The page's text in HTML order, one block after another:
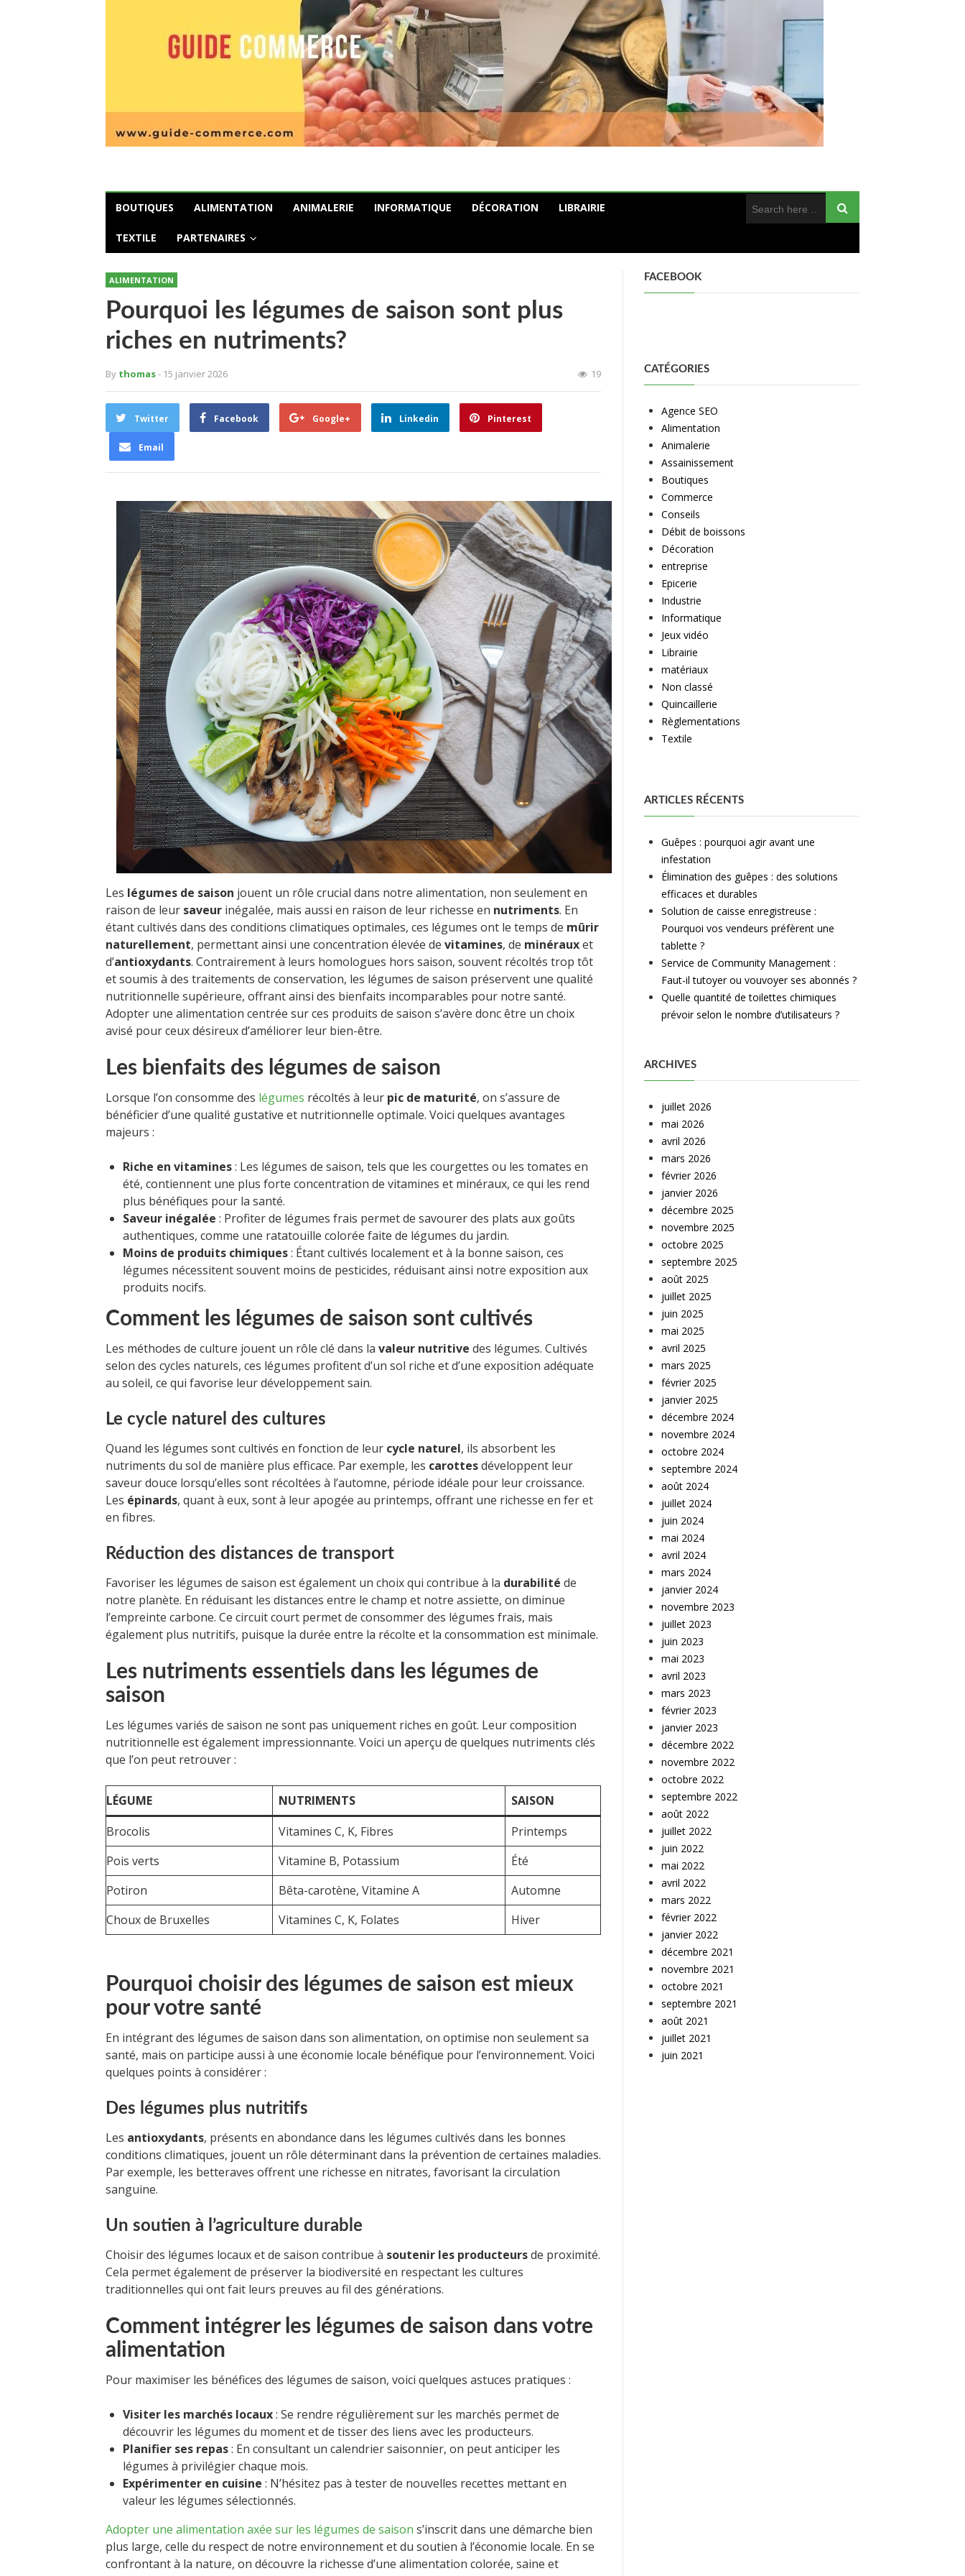
BOUTIQUES ALIMENTATION ANIMALERIE INFORMATIQUE DÉCORATION LIBRAIRIE
TEXTILE PARTENAIRES
ALIMENTATION
Pourquoi les légumes de saison sont plus
riches en nutriments?
By thomas- 15 janvier 2026 19
Twitter Facebook Google+ Linkedin Pinterest
Email
Les légumes de saison jouent un rôle crucial dans notre alimentation, non seulement en
raison de leur saveur inégalée, mais aussi en raison de leur richesse en nutriments. En
étant cultivés dans des conditions climatiques optimales, ces légumes ont le temps de mûrir
naturellement, permettant ainsi une concentration élevée de vitamines, de minérauxet
d’antioxydants. Contrairement à leurs homologues hors saison, souvent récoltés trop tôt
et soumis à des traitements de conservation, les légumes de saison préservent une qualité
nutritionnelle supérieure, offrant ainsi des bienfaits incomparables pour notre santé.
Adopter une alimentation centrée sur ces produits de saison s’avère donc être un choix
avisé pour ceux désireux d’améliorer leur bien-être.
Les bienfaits des légumes de saison
Lorsque l’on consomme des légumes récoltés à leur pic de maturité, on s’assure de
bénéficier d’une qualité gustative et nutritionnelle optimale. Voici quelques avantages
majeurs :
Riche en vitamines: Les légumes de saison, tels que les courgettes ou les tomates en
été, contiennent une plus forte concentration de vitamines et minéraux, ce qui les rend
plus bénéfiques pour la santé.
Saveur inégalée : Profiter de légumes frais permet de savourer des plats aux goûts
authentiques, comme une ratatouille colorée faite de légumes du jardin.
Moins de produits chimiques: Étant cultivés localement et à la bonne saison, ces
légumes nécessitent souvent moins de pesticides, réduisant ainsi notre exposition aux
produits nocifs.
Comment les légumes de saison sont cultivés
Les méthodes de culture jouent un rôle clé dans la valeur nutritive des légumes. Cultivés
selon des cycles naturels, ces légumes profitent d’un sol riche et d’une exposition adéquate
au soleil, ce qui favorise leur développement sain.
Le cycle naturel des cultures
Quand les légumes sont cultivés en fonction de leur cycle naturel, ils absorbent les
nutriments du sol de manière plus efficace. Par exemple, les carottesdéveloppent leur
saveur douce lorsqu’elles sont récoltées à l’automne, période idéale pour leur croissance.
Les épinards, quant à eux, sont à leur apogée au printemps, offrant une richesse en fer et
en fibres.
Réduction des distances de transport
Favoriser les légumes de saison est également un choix qui contribue à la durabilité de
notre planète. En réduisant les distances entre le champ et notre assiette, on diminue
l’empreinte carbone. Ce circuit court permet de consommer des légumes frais, mais
également plus nutritifs, puisque la durée entre la récolte et la consommation est minimale.
Les nutriments essentiels dans les légumes de
saison
Les légumes variés de saison ne sont pas uniquement riches en goût. Leur composition
nutritionnelle est également impressionnante. Voici un aperçu de quelques nutriments clés
que l’on peut retrouver :
LÉGUME NUTRIMENTS
SAISON
Brocolis
Vitamines C, K, Fibres
Printemps
Pois verts
Vitamine B, Potassium
Été
Potiron
Bêta-carotène, Vitamine A
Automne
Choux de Bruxelles
Vitamines C, K, Folates Hiver
Pourquoi choisir des légumes de saison est mieux
pour votre santé
En intégrant des légumes de saison dans son alimentation, on optimise non seulement sa
santé, mais on participe aussi à une économie locale bénéfique pour l’environnement. Voici
quelques points à considérer :
Des légumes plus nutritifs
Les antioxydants, présents en abondance dans les légumes cultivés dans les bonnes
conditions climatiques, jouent un rôle déterminant dans la prévention de certaines maladies.
Par exemple, les betteraves offrent une richesse en nitrates, favorisant la circulation
sanguine.
Un soutien à l’agriculture durable
Choisir des légumes locaux et de saison contribue à soutenir les producteursde proximité.
Cela permet également de préserver la biodiversité en respectant les cultures
traditionnelles qui ont fait leurs preuves au fil des générations.
Comment intégrer les légumes de saison dans votre
alimentation
Pour maximiser les bénéfices des légumes de saison, voici quelques astuces pratiques :
Visiter les marchés locaux: Se rendre régulièrement sur les marchés permet de
découvrir les légumes du moment et de tisser des liens avec les producteurs.
Planifier ses repas: En consultant un calendrier saisonnier, on peut anticiper les
légumes à privilégier chaque mois.
Expérimenter en cuisine : N’hésitez pas à tester de nouvelles recettes mettant en
valeur les légumes sélectionnés.
Adopter une alimentation axée sur les légumes de saison s’inscrit dans une démarche bien
plus large, celle du respect de notre environnement et du soutien à l’économie locale. En se
confrontant à la nature, on découvre la richesse d’une alimentation colorée, saine et
FACEBOOK
CATÉGORIES
Agence SEO
Alimentation
Animalerie
Assainissement
Boutiques
Commerce
Conseils
Débit de boissons
Décoration
entreprise
Epicerie
Industrie
Informatique
Jeux vidéo
Librairie
matériaux
Non classé
Quincaillerie
Règlementations
Textile
ARTICLES RÉCENTS
Guêpes : pourquoi agir avant une
infestation
Élimination des guêpes : des solutions
efficaces et durables
Solution de caisse enregistreuse :
Pourquoi vos vendeurs préfèrent une
tablette ?
Service de Community Management :
Faut-il tutoyer ou vouvoyer ses abonnés ?
Quelle quantité de toilettes chimiques
prévoir selon le nombre d’utilisateurs ?
ARCHIVES
juillet 2026
mai 2026
avril 2026
mars 2026
février 2026
janvier 2026
décembre 2025
novembre 2025
octobre 2025
septembre 2025
août 2025
juillet 2025
juin 2025
mai 2025
avril 2025
mars 2025
février 2025
janvier 2025
décembre 2024
novembre 2024
octobre 2024
septembre 2024
août 2024
juillet 2024
juin 2024
mai 2024
avril 2024
mars 2024
janvier 2024
novembre 2023
juillet 2023
juin 2023
mai 2023
avril 2023
mars 2023
février 2023
janvier 2023
décembre 2022
novembre 2022
octobre 2022
septembre 2022
août 2022
juillet 2022
juin 2022
mai 2022
avril 2022
mars 2022
février 2022
janvier 2022
décembre 2021
novembre 2021
octobre 2021
septembre 2021
août 2021
juillet 2021
juin 2021